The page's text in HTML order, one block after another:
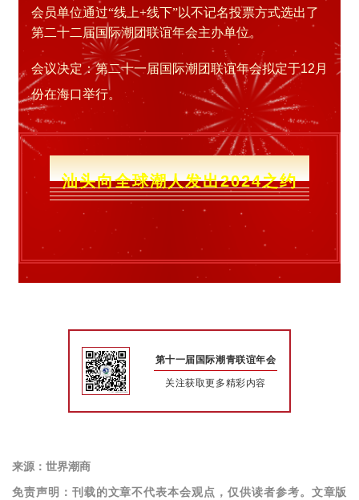
会员单位通过“线上+线下”以不记名投票方式选出了
第二十二届国际潮团联谊年会主办单位。
会议决定：第二十一届国际潮团联谊年会拟定于12月
份在海口举行。
SHAN TOU
汕头向全球潮人发出2024之约
第十一届国际潮青联谊年会
关注获取更多精彩内容
来源：世界潮商
免责声明：刊载的文章不代表本会观点，仅供读者参考。文章版